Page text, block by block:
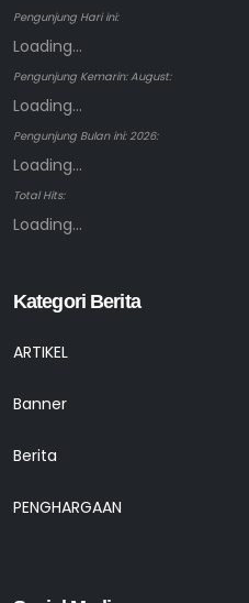
Pengunjung Hari ini:
Loading...
Pengunjung Kemarin: August:
Loading...
Pengunjung Bulan ini: 2026:
Loading...
Total Hits:
Loading...
Kategori Berita
ARTIKEL
Banner
Berita
PENGHARGAAN